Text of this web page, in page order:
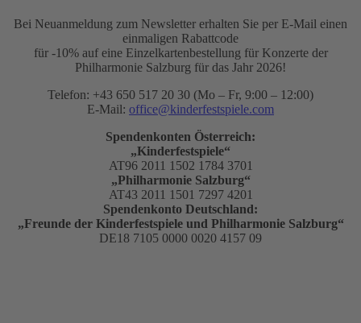
Bei Neuanmeldung zum Newsletter erhalten Sie per E-Mail einen
einmaligen Rabattcode
für -10% auf eine Einzelkartenbestellung für Konzerte der
Philharmonie Salzburg für das Jahr 2026!
Telefon: +43 650 517 20 30 (Mo – Fr, 9:00 – 12:00)
E-Mail: office@kinderfestspiele.com
Spendenkonten Österreich:
„Kinderfestspiele“
AT96 2011 1502 1784 3701
„Philharmonie Salzburg“
AT43 2011 1501 7297 4201
Spendenkonto Deutschland:
„Freunde der Kinderfestspiele und Philharmonie Salzburg“
DE18 7105 0000 0020 4157 09